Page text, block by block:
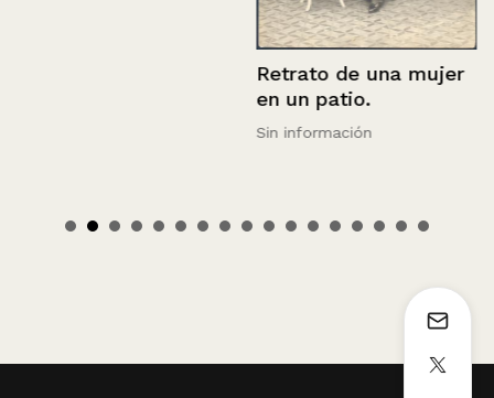
Retrato de una mujer
en un patio.
Sin información